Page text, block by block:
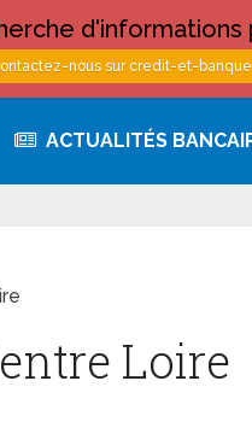
ACTUALITÉS
Loire
d'informations
nous sur credit-et-